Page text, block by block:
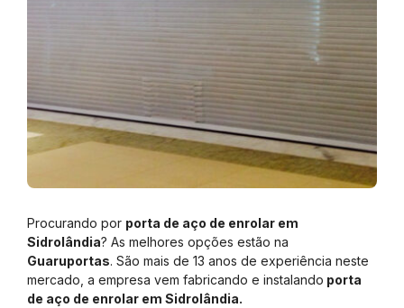
Procurando por porta de aço de enrolar em
Sidrolândia? As melhores opções estão na
Guaruportas. São mais de 13 anos de experiência neste
mercado, a empresa vem fabricando e instalando porta
de aço de enrolar em Sidrolândia.